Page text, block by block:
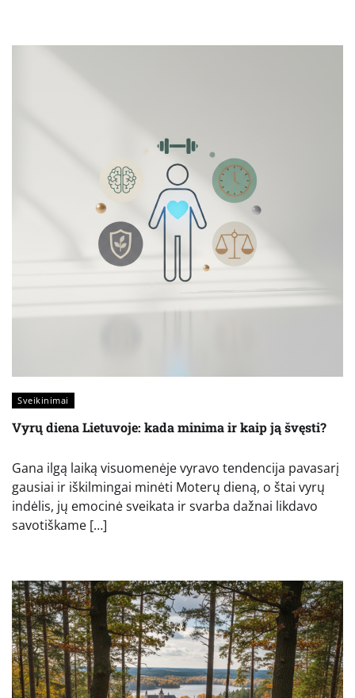
Sveikinimai
Vyrų diena Lietuvoje: kada minima ir kaip ją švęsti?
Gana ilgą laiką visuomenėje vyravo tendencija pavasarį
gausiai ir iškilmingai minėti Moterų dieną, o štai vyrų
indėlis, jų emocinė sveikata ir svarba dažnai likdavo
savotiškame […]